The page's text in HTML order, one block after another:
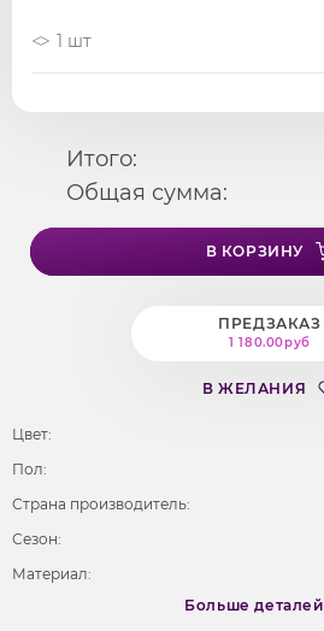
1 шт
Итого:
Общая сумма:
В КОРЗИНУ
ПРЕДЗАКАЗ
1 180.00руб
В ЖЕЛАНИЯ
Цвет:
Пол:
Страна производитель:
Сезон:
Материал:
Больше деталей
Меньше деталей